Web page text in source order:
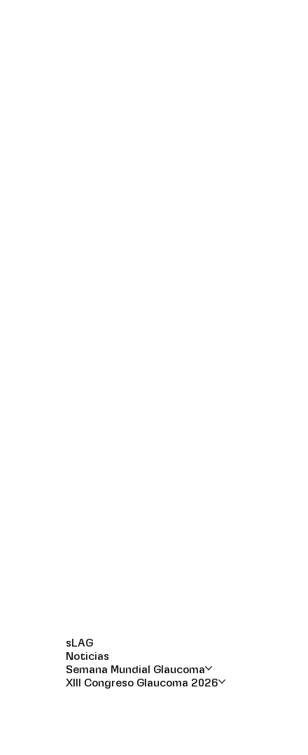
sLAG
Noticias
Semana Mundial Glaucoma
XIII Congreso Glaucoma 2026